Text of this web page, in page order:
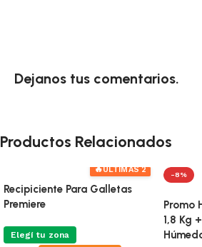
Dejanos tus comentarios.
Productos Relacionados
🔥ÚLTIMAS 2
Recipiciente Para Galletas
Premiere
Elegí tu zona
-8%
Promo
1,8 Kg